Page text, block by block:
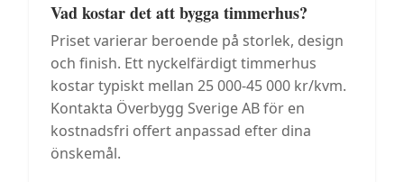
Vad kostar det att bygga timmerhus?
Priset varierar beroende på storlek, design
och finish. Ett nyckelfärdigt timmerhus
kostar typiskt mellan 25 000-45 000 kr/kvm.
Kontakta Överbygg Sverige AB för en
kostnadsfri offert anpassad efter dina
önskemål.